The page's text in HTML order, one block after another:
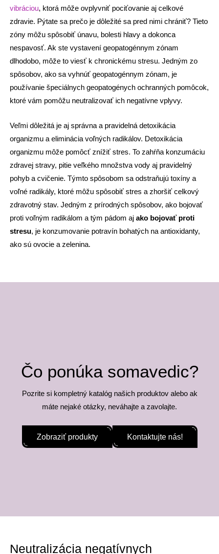
vibráciou, ktorá môže ovplyvniť pociťovanie aj celkové
zdravie. Pýtate sa prečo je dôležité sa pred nimi chrániť? Tieto
zóny môžu spôsobiť únavu, bolesti hlavy a dokonca
nespavosť. Ak ste vystavení geopatogénnym zónam
dlhodobo, môže to viesť k chronickému stresu. Jedným zo
spôsobov, ako sa vyhnúť geopatogénnym zónam, je
používanie špeciálnych geopatogénych ochranných pomôcok,
ktoré vám pomôžu neutralizovať ich negatívne vplyvy.
Veľmi dôležitá je aj správna a pravidelná detoxikácia
organizmu a eliminácia voľných radikálov. Detoxikácia
organizmu môže pomôcť znížiť stres. To zahŕňa konzumáciu
zdravej stravy, pitie veľkého množstva vody aj pravidelný
pohyb a cvičenie. Týmto spôsobom sa odstraňujú toxíny a
voľné radikály, ktoré môžu spôsobiť stres a zhoršiť celkový
zdravotný stav. Jedným z prírodných spôsobov, ako bojovať
proti voľným radikálom a tým pádom aj ako bojovať proti
stresu, je konzumovanie potravín bohatých na antioxidanty,
ako sú ovocie a zelenina.
Čo ponúka somavedic?
Pozrite si kompletný katalóg našich produktov alebo ak
máte nejaké otázky, neváhajte a zavolajte.
Zobraziť produkty Kontaktujte nás!
Neutralizácia negatívnych